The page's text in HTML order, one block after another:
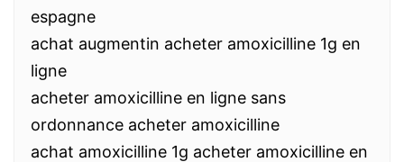
espagne
achat augmentin acheter amoxicilline 1g en
ligne
acheter amoxicilline en ligne sans
ordonnance acheter amoxicilline
achat amoxicilline 1g acheter amoxicilline en